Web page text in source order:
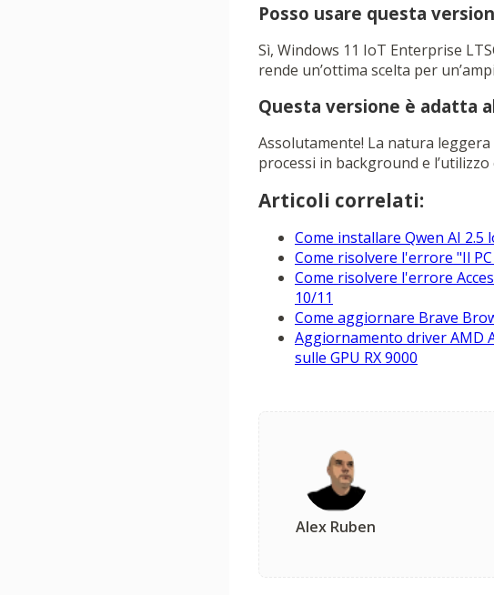
Posso usare questa
Sì, Windows 11 IoT Enterprise
rende un’ottima scelta per
Questa versione è adatta
Assolutamente! La natura
processi in background e
Articoli correlati:
Come installare Qwen AI
Come risolvere l'errore "Il
Come risolvere l'errore
10/11
Come aggiornare Brave
Aggiornamento driver AMD
sulle GPU RX 9000
Alex Ruben